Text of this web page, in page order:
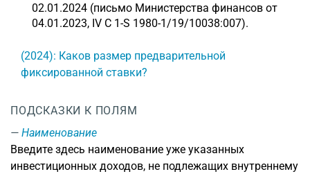
02.01.2024 (письмо Министерства финансов от
04.01.2023, IV C 1-S 1980-1/19/10038:007).
(2024): Каков размер предварительной
фиксированной ставки?
ПОДСКАЗКИ К ПОЛЯМ
Наименование
Введите здесь наименование уже указанных
инвестиционных доходов, не подлежащих внутреннему